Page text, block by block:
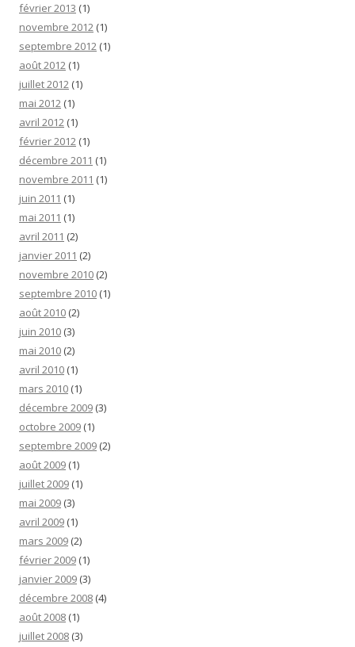
février 2013 (1)
novembre 2012 (1)
septembre 2012 (1)
août 2012 (1)
juillet 2012 (1)
mai 2012 (1)
avril 2012 (1)
février 2012 (1)
décembre 2011 (1)
novembre 2011 (1)
juin 2011 (1)
mai 2011 (1)
avril 2011 (2)
janvier 2011 (2)
novembre 2010 (2)
septembre 2010 (1)
août 2010 (2)
juin 2010 (3)
mai 2010 (2)
avril 2010 (1)
mars 2010 (1)
décembre 2009 (3)
octobre 2009 (1)
septembre 2009 (2)
août 2009 (1)
juillet 2009 (1)
mai 2009 (3)
avril 2009 (1)
mars 2009 (2)
février 2009 (1)
janvier 2009 (3)
décembre 2008 (4)
août 2008 (1)
juillet 2008 (3)